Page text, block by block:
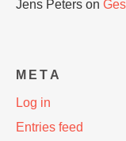
Jens Peters on
META
Log in
Entries feed